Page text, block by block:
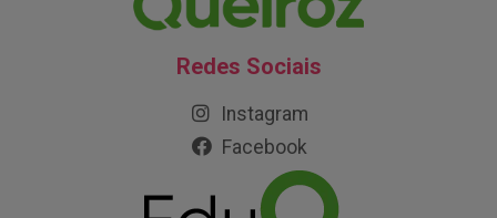
Redes Sociais
Instagram
Facebook